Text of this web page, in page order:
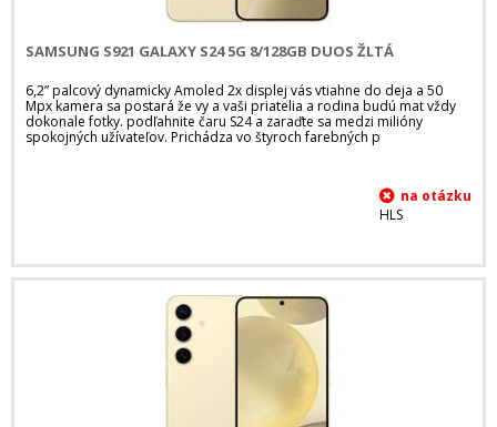
SAMSUNG S921 GALAXY S24 5G 8/128GB DUOS ŽLTÁ
6,2” palcový dynamicky Amoled 2x displej vás vtiahne do deja a 50
Mpx kamera sa postará že vy a vaši priatelia a rodina budú mat vždy
dokonale fotky. podľahnite čaru S24 a zaraďte sa medzi milióny
spokojných užívateľov. Prichádza vo štyroch farebných p
HLS